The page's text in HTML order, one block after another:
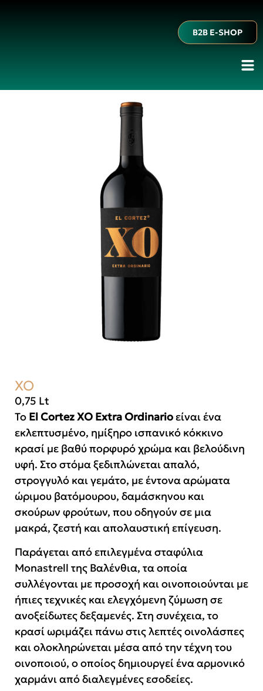
B2B E-SHOP
XO
0,75 Lt
Το El Cortez XO Extra Ordinarioείναι ένα
εκλεπτυσμένο, ημίξηρο ισπανικό κόκκινο
κρασί με βαθύ πορφυρό χρώμα και βελούδινη
υφή. Στο στόμα ξεδιπλώνεται απαλό,
στρογγυλό και γεμάτο, με έντονα αρώματα
ώριμου βατόμουρου, δαμάσκηνου και
σκούρων φρούτων, που οδηγούν σε μια
μακρά, ζεστή και απολαυστική επίγευση.
Παράγεται από επιλεγμένα σταφύλια
Monastrell της Βαλένθια, τα οποία
συλλέγονται με προσοχή και οινοποιούνται με
ήπιες τεχνικές και ελεγχόμενη ζύμωση σε
ανοξείδωτες δεξαμενές. Στη συνέχεια, το
κρασί ωριμάζει πάνω στις λεπτές οινολάσπες
και ολοκληρώνεται μέσα από την τέχνη του
οινοποιού, ο οποίος δημιουργεί ένα αρμονικό
χαρμάνι από διαλεγμένες εσοδείες.